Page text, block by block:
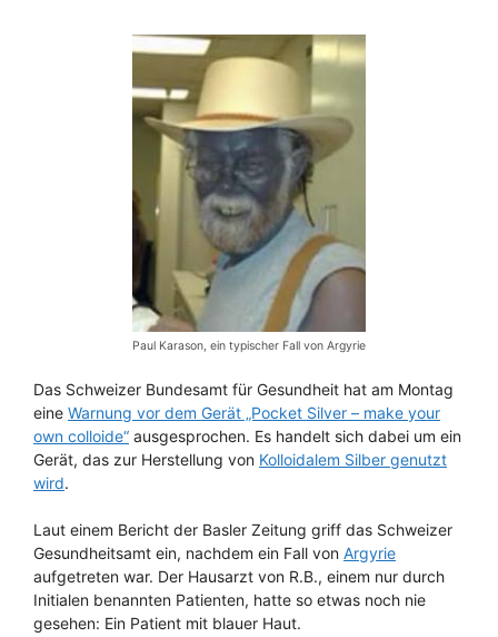
Paul Karason, ein typischer Fall von Argyrie
Das Schweizer Bundesamt für Gesundheit hat am Montag
eine Warnung vor dem Gerät „Pocket Silver – make your
own colloide“ ausgesprochen. Es handelt sich dabei um ein
Gerät, das zur Herstellung von Kolloidalem Silber genutzt
wird.
Laut einem Bericht der Basler Zeitung griff das Schweizer
Gesundheitsamt ein, nachdem ein Fall von Argyrie
aufgetreten war. Der Hausarzt von R.B., einem nur durch
Initialen benannten Patienten, hatte so etwas noch nie
gesehen: Ein Patient mit blauer Haut.